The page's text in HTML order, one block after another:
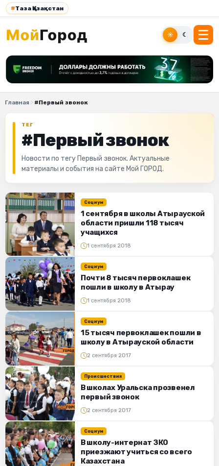
#Таза Қазақстан
☀ ☾
Главная #Первый звонок
ТЕГ
#Первый звонок
Новости по тегу Первый звонок. Актуальные
материалы и события на сайте Мой ГОРОД.
Социум
1 сентября в школы Атырауской
области пришли 118 тысяч
учащихся
1 сентября 2018
Социум
Почти 8 тысяч первоклашек
пошли в школу в Атырау
1 сентября 2018
Социум
15 тысяч первоклашек пошли в
школу в Атырауской области
2 сентября 2017
Происшествия
В школах Уральска прозвенел
первый звонок
2 сентября 2017
Социум
В школу-интернат ЗКО
приезжают учиться со всего
Казахстана